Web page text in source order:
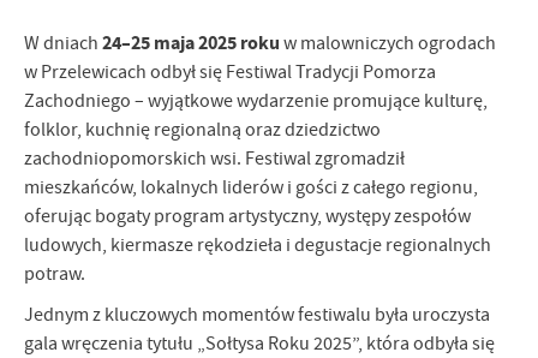
W dniach 24–25 maja 2025 roku w malowniczych ogrodach
w Przelewicach odbył się Festiwal Tradycji Pomorza
Zachodniego – wyjątkowe wydarzenie promujące kulturę,
folklor, kuchnię regionalną oraz dziedzictwo
zachodniopomorskich wsi. Festiwal zgromadził
mieszkańców, lokalnych liderów i gości z całego regionu,
oferując bogaty program artystyczny, występy zespołów
ludowych, kiermasze rękodzieła i degustacje regionalnych
potraw.
Jednym z kluczowych momentów festiwalu była uroczysta
gala wręczenia tytułu „Sołtysa Roku 2025”, która odbyła się